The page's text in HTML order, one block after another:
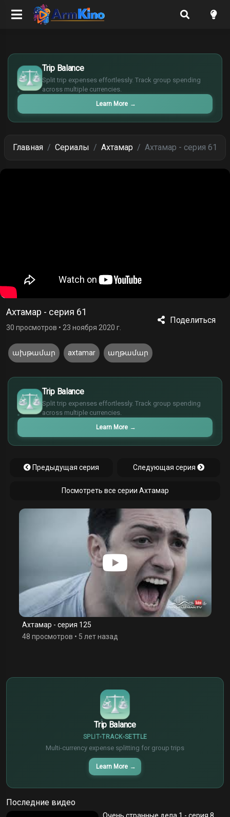
Trip Balance
Split trip expenses effortlessly. Track group spending
across multiple currencies.
Learn More →
$
€
¥
£
Главная Сериалы Ахтамар Ахтамар - серия 61
Ахтамар - серия 61
30 просмотров • 23 ноября 2020 г.
Поделиться
ախթամար axtamar աղթամար
Trip Balance
Split trip expenses effortlessly. Track group spending
across multiple currencies.
Learn More →
$
€
¥
£
Предыдущая серия Следующая серия
Посмотреть все серии Ахтамар
Ахтамар - серия 125
48 просмотров • 5 лет назад
Trip Balance
SPLIT TRACK SETTLE
Multi-currency expense splitting for group trips
Learn More →
€
¥
Последние видео